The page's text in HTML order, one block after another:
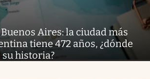
Aires: la ciudad más
tiene 472 años, ¿dónde
su historia?